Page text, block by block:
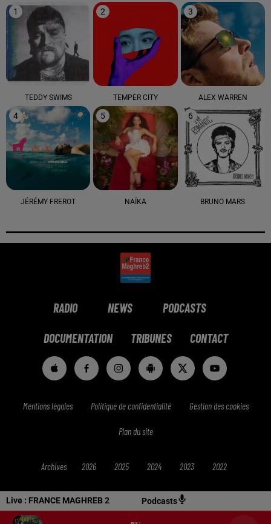
Live : FRANCE MAGHREB 2 Podcasts
1
TEDDY SWIMS
2
TEMPER CITY
3
ALEX WARREN
4
JÉRÉMY FREROT
5
NAÏKA
6
BRUNO MARS
RADIO NEWS PODCASTS
DOCUMENTATION TRIBUNES CONTACT
Mentions légales Politique de confidentialité Gestion des cookies
Plan du site
Archives 2026 2025 2024 2023 2022